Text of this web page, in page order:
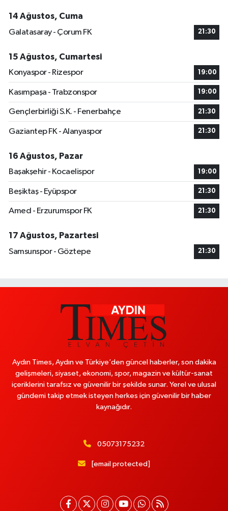
14 Ağustos, Cuma
Galatasaray - Çorum FK
21:30
15 Ağustos, Cumartesi
Konyaspor - Rizespor
19:00
Kasımpaşa - Trabzonspor 19:00
Gençlerbirliği S.K. - Fenerbahçe 21:30
Gaziantep FK - Alanyaspor 21:30
16 Ağustos, Pazar
Başakşehir - Kocaelispor
19:00
Beşiktaş - Eyüpspor 21:30
Amed - Erzurumspor FK 21:30
17 Ağustos, Pazartesi
Samsunspor - Göztepe
21:30
Aydın Times, Aydın ve Türkiye’den güncel haberler, son dakika
gelişmeleri, siyaset, ekonomi, spor, magazin ve kültür-sanat
içeriklerini tarafsız ve güvenilir bir şekilde sunar. Yerel ve ulusal
gündemi takip etmek isteyen herkes için güvenilir bir haber
kaynağıdır.
05073175232
[email protected]